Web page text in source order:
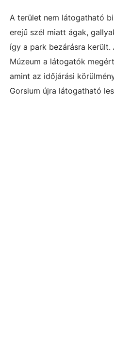
A terület nem látogatható
erejű szél miatt ágak,
így a park bezárásra került.
Múzeum a látogatók
amint az időjárási
Gorsium újra látogatható